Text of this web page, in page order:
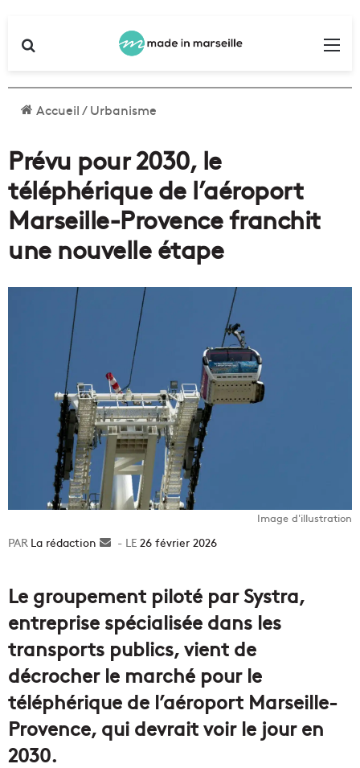
Accueil/Urbanisme
Prévu pour 2030, le
téléphérique de l’aéroport
Marseille-Provence franchit
une nouvelle étape
Image d'illustration
La rédaction
Envoyer26 février 2026
Le groupement piloté par Systra,
entreprise spécialisée dans les
transports publics, vient de
décrocher le marché pour le
téléphérique de l’aéroport Marseille-
Provence, qui devrait voir le jour en
2030.